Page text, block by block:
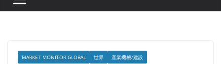
MARKET MONITOR GLOBAL 世界 産業機械/建設